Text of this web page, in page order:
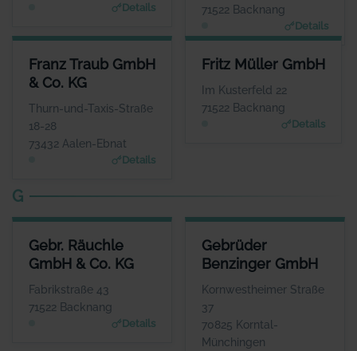
Details
71522 Backnang
Details
Franz Traub GmbH
& Co. KG
Thurn-und-Taxis-Straße
18-28
73432 Aalen-Ebnat
Details
FRANZ TRAUB GMBH & CO. KG
Herr Tobias Zehnder
WEBSITE
www.franz-traub.de
Fritz Müller GmbH
Im Kusterfeld 22
71522 Backnang
Details
FRITZ MÜLLER GMBH
Herr Manfred Böhret
www.fritzmueller.biz
G
Gebr. Räuchle
GmbH & Co. KG
Fabrikstraße 43
71522 Backnang
Details
GEBR. RÄUCHLE GMBH & CO. KG
Herr Maximilian Räuchle
www.raeuchle.com
Gebrüder
Benzinger GmbH
Kornwestheimer Straße
37
70825 Korntal-
Münchingen
GEBRÜDER BENZINGER GMBH
ANSPRECHPARTNER
Herr Patrik Diewald
WEBSITE
www.gebrueder-benzinger.d